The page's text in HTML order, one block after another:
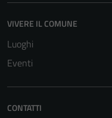
VIVERE IL COMUNE
Luoghi
Eventi
CONTATTI